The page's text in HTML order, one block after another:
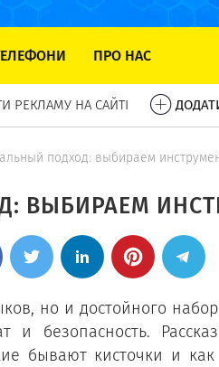
ПРО НАС
РЕКЛАМУ НА САЙТІ
подход: выбираем
ВЫБИРАЕМ
но и достойного
и безопасность.
бывают кисточки и